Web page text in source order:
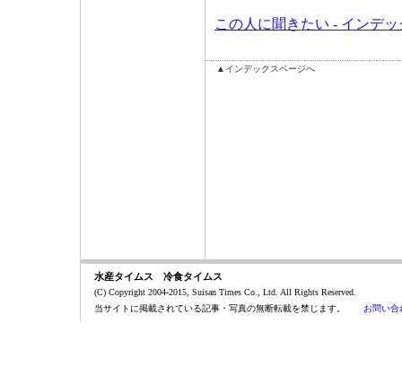
この人に聞きたい - インデ
▲インデックスページへ
水産タイムス 冷食タイムス
(C) Copyright 2004-2015, Suisan Times Co., Ltd. All Rights Reserved.
当サイトに掲載されている記事・写真の無断転載を禁じます。 お問い合